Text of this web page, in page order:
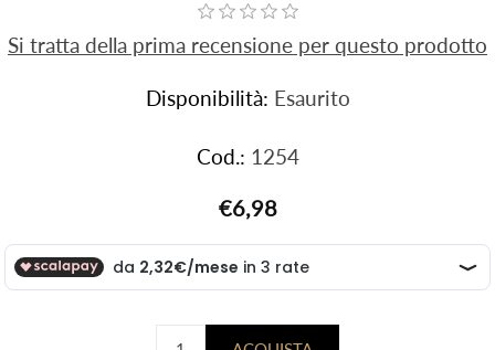
Si tratta della prima recensione per questo prodotto
Disponibilità: Esaurito
Cod.: 1254
€6,98